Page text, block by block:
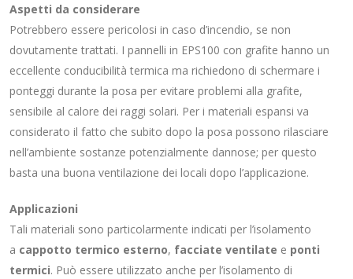
Aspetti da considerare
Potrebbero essere pericolosi in caso d’incendio, se non
dovutamente trattati. I pannelli in EPS100 con grafite hanno un
eccellente conducibilità termica ma richiedono di schermare i
ponteggi durante la posa per evitare problemi alla grafite,
sensibile al calore dei raggi solari. Per i materiali espansi va
considerato il fatto che subito dopo la posa possono rilasciare
nell’ambiente sostanze potenzialmente dannose; per questo
basta una buona ventilazione dei locali dopo l’applicazione.
Applicazioni
Tali materiali sono particolarmente indicati per l’isolamento
a cappotto termico esterno, facciate ventilate e ponti
termici. Può essere utilizzato anche per l’isolamento di